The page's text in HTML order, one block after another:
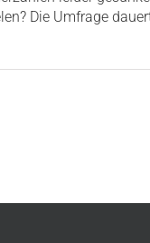
Die Umfrage